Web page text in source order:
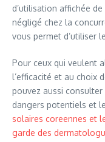
d’utilisation affichée
négligé chez la
vous permet d’utiliser
Pour ceux qui veulent
l’efficacité et au choix
pouvez aussi
dangers potentiels et
solaires coreennes et
garde des